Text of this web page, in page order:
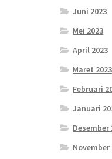
Juni 2023
Mei 2023
April 2023
Maret 2023
Februari
Januari
Desember
November